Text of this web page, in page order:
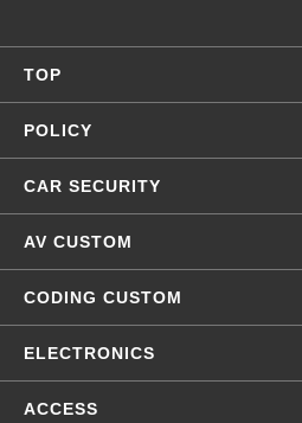
TOP
POLICY
CAR SECURITY
AV CUSTOM
CODING CUSTOM
ELECTRONICS
ACCESS